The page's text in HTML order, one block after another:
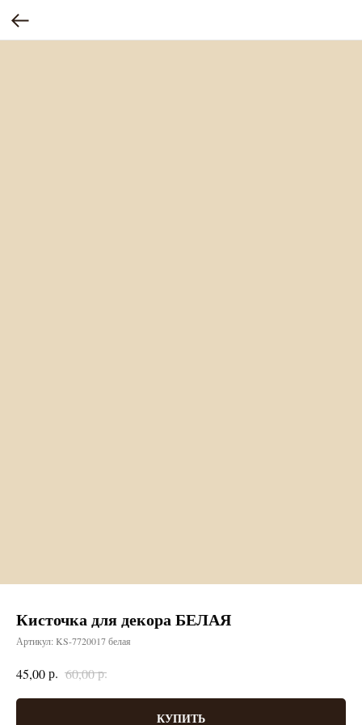
Кисточка для декора БЕЛАЯ
Артикул: KS-7720017 белая
45,00р. 60,00р.
КУПИТЬ